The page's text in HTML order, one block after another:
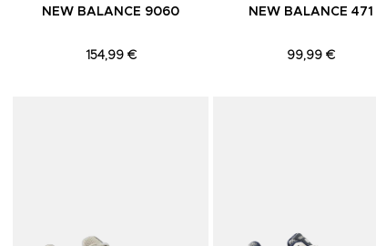
NEW BALANCE 9060
154,99 €
NEW BALANCE 471
99,99 €